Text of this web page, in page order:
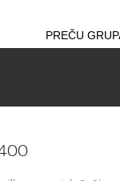
PREČU